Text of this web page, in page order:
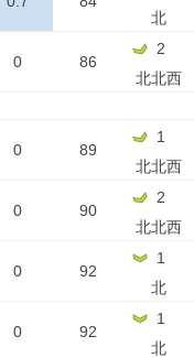
北
0 86
2
北北西
0 89
1
北北西
0 90
2
北北西
0 92
1
北
0 92
1
北